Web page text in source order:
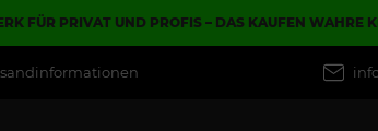
FÜR PRIVAT UND PROFIS – DAS KAUFEN WAHRE